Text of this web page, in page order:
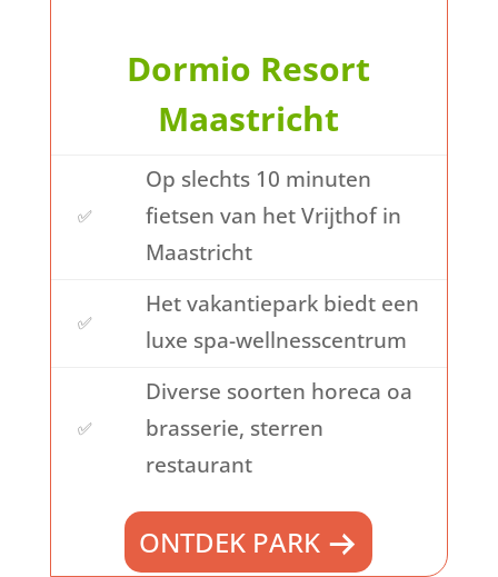
Dormio Resort
Maastricht
✅
Op slechts 10 minuten
fietsen van het Vrijthof in
Maastricht
✅
Het vakantiepark biedt een
luxe spa-wellnesscentrum
✅
Diverse soorten horeca oa
brasserie, sterren
restaurant
ONTDEK PARK